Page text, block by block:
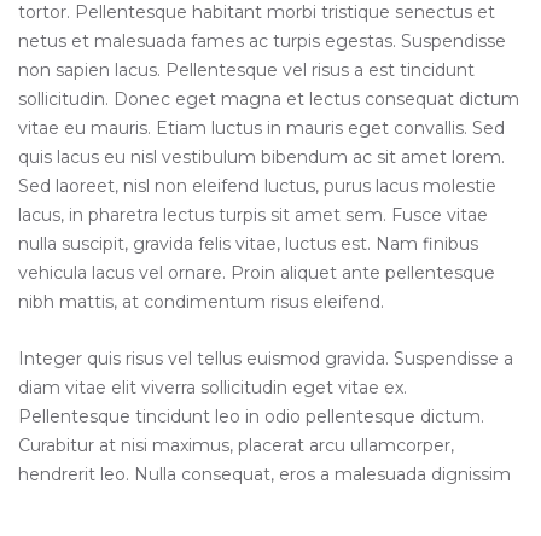
tortor. Pellentesque habitant morbi tristique senectus et
netus et malesuada fames ac turpis egestas. Suspendisse
non sapien lacus. Pellentesque vel risus a est tincidunt
sollicitudin. Donec eget magna et lectus consequat dictum
vitae eu mauris. Etiam luctus in mauris eget convallis. Sed
quis lacus eu nisl vestibulum bibendum ac sit amet lorem.
Sed laoreet, nisl non eleifend luctus, purus lacus molestie
lacus, in pharetra lectus turpis sit amet sem. Fusce vitae
nulla suscipit, gravida felis vitae, luctus est. Nam finibus
vehicula lacus vel ornare. Proin aliquet ante pellentesque
nibh mattis, at condimentum risus eleifend.
Integer quis risus vel tellus euismod gravida. Suspendisse a
diam vitae elit viverra sollicitudin eget vitae ex.
Pellentesque tincidunt leo in odio pellentesque dictum.
Curabitur at nisi maximus, placerat arcu ullamcorper,
hendrerit leo. Nulla consequat, eros a malesuada dignissim